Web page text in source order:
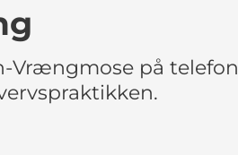
Vrængmose på telefon